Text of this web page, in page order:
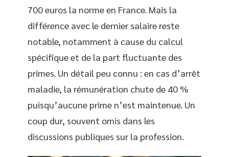
700 euros la norme en France. Mais la
différence avec le dernier salaire reste
notable, notamment à cause du calcul
spécifique et de la part fluctuante des
primes. Un détail peu connu : en cas d’arrêt
maladie, la rémunération chute de 40 %
puisqu’aucune prime n’est maintenue. Un
coup dur, souvent omis dans les
discussions publiques sur la profession.